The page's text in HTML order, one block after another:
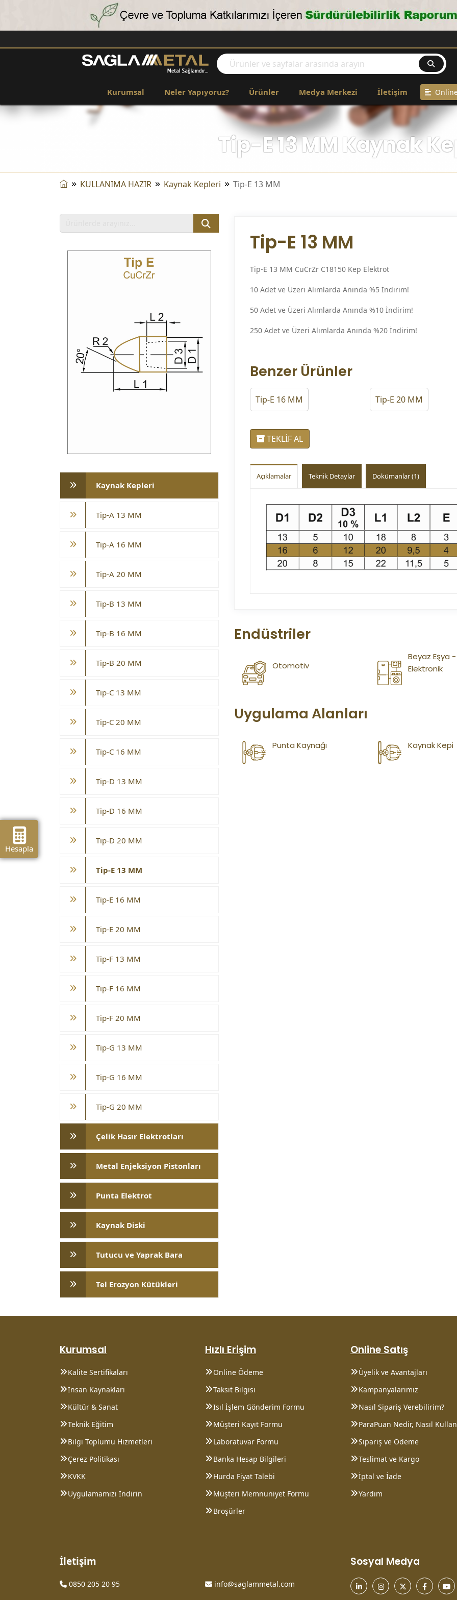
Kurumsal Neler Yapıyoruz? Ürünler Medya Merkezi İletişim
Tip-E 13 MM Kaynak
KULLANIMA HAZIR Kaynak Kepleri Tip-E 13 MM
Kaynak Kepleri
Tip-A 13 MM
Tip-A 16 MM
Tip-A 20 MM
Tip-B 13 MM
Tip-B 16 MM
Tip-B 20 MM
Tip-C 13 MM
Tip-C 20 MM
Tip-C 16 MM
Tip-D 13 MM
Tip-D 16 MM
Tip-D 20 MM
Tip-E 13 MM
Tip-E 16 MM
Tip-E 20 MM
Tip-F 13 MM
Tip-F 16 MM
Tip-F 20 MM
Tip-G 13 MM
Tip-G 16 MM
Tip-G 20 MM
Çelik Hasır Elektrotları
Metal Enjeksiyon Pistonları
Punta Elektrot
Kaynak Diski
Tutucu ve Yaprak Bara
Tel Erozyon Kütükleri
Tip-E 13 MM
Tip-E 13 MM CuCrZr C18150 Kep Elektrot
10 Adet ve Üzeri Alımlarda Anında %5 İndirim!
50 Adet ve Üzeri Alımlarda Anında %10 İndirim!
250 Adet ve Üzeri Alımlarda Anında %20 İndirim!
Benzer Ürünler
Tip-E 16 MM Tip-E 20 MM
TEKLİF AL
Açıklamalar Teknik Detaylar Dokümanlar (1)
Endüstriler
Otomotiv
Beyaz Eşya -
Elektronik
Uygulama Alanları
Punta Kaynağı Kaynak Kepi
Kurumsal
Kalite Sertifikaları
İnsan Kaynakları
Kültür & Sanat
Teknik Eğitim
Bilgi Toplumu Hizmetleri
Çerez Politikası
KVKK
Uygulamamızı İndirin
Hızlı Erişim
Online Ödeme
Taksit Bilgisi
Isıl İşlem Gönderim Formu
Müşteri Kayıt Formu
Laboratuvar Formu
Banka Hesap Bilgileri
Hurda Fiyat Talebi
Müşteri Memnuniyet Formu
Broşürler
Online Satış
Üyelik ve Avantajları
Kampanyalarımız
Nasıl Sipariş Verebilirim?
ParaPuan Nedir, Nasıl
Sipariş ve Ödeme
Teslimat ve Kargo
İptal ve İade
Yardım
İletişim
0850 205 20 95 info@saglammetal.com
Sosyal Medya
Hesapla